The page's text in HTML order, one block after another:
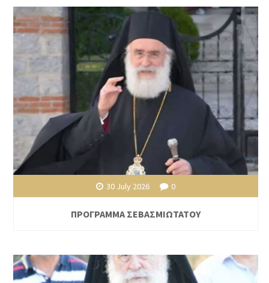
30 July 2026 0
ΠΡΟΓΡΑΜΜΑ ΣΕΒΑΣΜΙΩΤΑΤΟΥ